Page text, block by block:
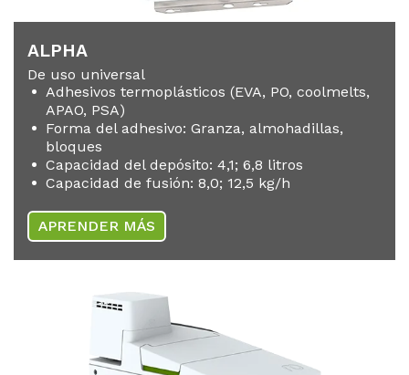
AL­PHA
De uso universal
Adhesivos termoplásticos (EVA, PO, coolmelts,
APAO, PSA)
Forma del adhesivo: Granza, almohadillas,
bloques
Capacidad del depósito: 4,1; 6,8 litros
Capacidad de fusión: 8,0; 12,5 kg/h
APRENDER MÁS